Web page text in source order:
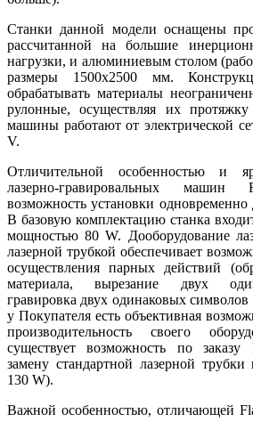
Станки данной модели оснащены
рассчитанной на большие
нагрузки, и алюминиевым столом
размеры 1500х2500 мм.
обрабатывать материалы
рулонные, осуществляя их
машины работают от электрической
V.
Отличительной особенностью и
лазерно-гравировальных
возможность установки одновременно
В базовую комплектацию станка
мощностью 80 W. Дооборудование
лазерной трубкой обеспечивает
осуществления парных действий
материала, вырезание двух
гравировка двух одинаковых
у Покупателя есть объективная
производительность своего
существует возможность по заказу
замену стандартной лазерной
130 W).
Важной особенностью, отличающей